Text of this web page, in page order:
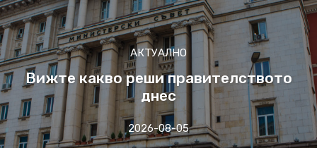
АКТУАЛНО
Вижте какво реши правителството
днес
2026-08-05